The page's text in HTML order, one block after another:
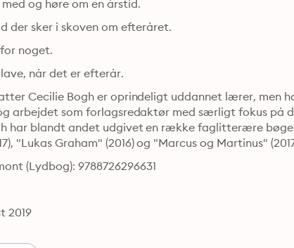
og høre om en årstid.
der sker i skoven om efteråret.
noget.
når det er efterår.
Cecilie Bogh er oprindeligt uddannet lærer, men
arbejdet som forlagsredaktør med særligt fokus på
har blandt andet udgivet en række faglitterære
"Lukas Graham" (2016) og "Marcus og Martinus"
(Lydbog): 9788726296631
2019